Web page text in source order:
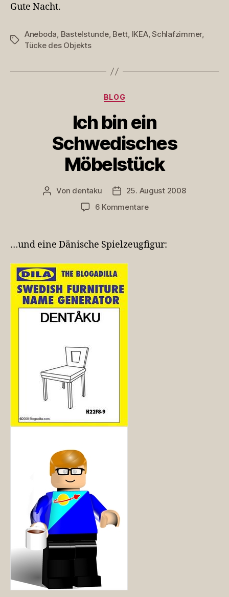
Gute Nacht.
Schlagwörter
Aneboda Bastelstunde, Bett IKEA,Schlafzimmer,
Tücke des Objekts
Kategorien
BLOG
Ich bin ein
Schwedisches
Möbelstück
Beitragsautor
Von dentaku Veröffentlichungsdatum
25. August 2008
6 Kommentarezu
ein
Schwedisches
…und eine Dänische Spielzeugfigur: